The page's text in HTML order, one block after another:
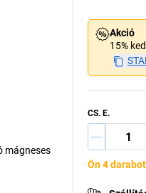
mágneses
Akció
15%
CS. E.
Ön 4